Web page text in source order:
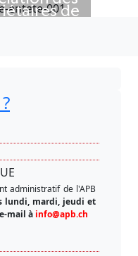
de
administratif de l'APB
lundi, mardi, jeudi et
mail à info@apb.ch